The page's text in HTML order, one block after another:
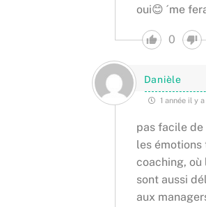
oui😊 ´me
0
Danièle
1 année il y a
pas facile de
les émotions
coaching, où
sont aussi
aux